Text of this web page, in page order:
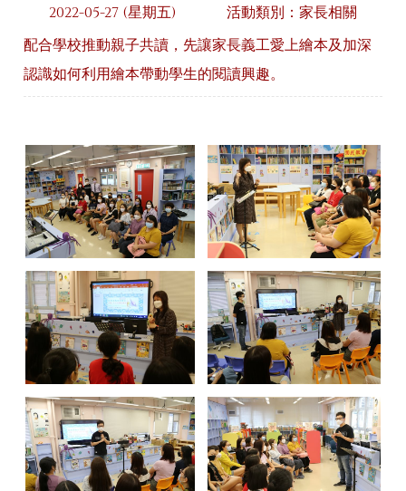
2022-05-27 (星期五)
活動類別：家長相關
配合學校推動親子共讀，先讓家長義工愛上繪本及加深
認識如何利用繪本帶動學生的閱讀興趣。